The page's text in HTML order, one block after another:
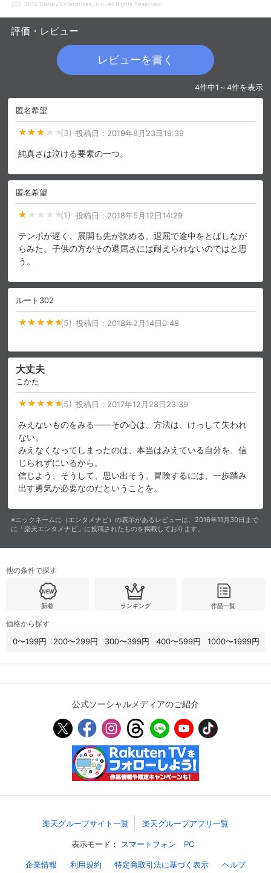
基本情報、本人連絡先、パスワード 、クレ
ジットカード情報の変更が可能です。
決済方法変更 決済方法の変更が可能です。
購入明細 ４ヵ月分の購入明細の確認が可能です。
現在獲得済みのお得なクーポンを確認でき
購入履歴
レンタル、購入、定額見放題の購入履歴の
確認が可能です。こちらから視聴いただく
お気に入りに登録した作品を確認できま
能です。
閲覧履歴
視聴年齢制限
能です。5段階の年齢区分から選択できま
す。
スマホなどでRakuten TVを視聴する際のデ
バイス連携の設定ができます。
パスコード設定
す。
メルマガ
レスの変更が可能です。
定額見放題解約
定額見放題コンテンツの解約はこちらから
可能です。
ログアウト
（C）2016 Disney Enterprises, Inc. All Rights Reserved.
評価・レビュー
レビューを書く
4件中1～4件を表示
匿名希望
(3) 投稿日： 2019年8月23日19:39
純真さは泣ける要素の一つ。
匿名希望
(1) 投稿日： 2018年5月12日14:29
テンポが遅く、展開も先が読める。退屈で途中をとばしなが
らみた。子供の方がその退屈さには耐えられないのではと思
う。
ルート302
(5) 投稿日： 2018年2月14日0:48
大丈夫
こかた
(5) 投稿日： 2017年12月28日23:39
みえないものをみる——その心は、方法は、けっして失われ
ない。
みえなくなってしまったのは、本当はみえている自分を、信
じられずにいるから。
信じよう、そうして、思い出そう、冒険するには、一歩踏み
出す勇気が必要なのだということを。
※ニックネームに（エンタメナビ）の表示があるレビューは、2016年11月30日まで
に「楽天エンタメナビ」に投稿されたものを掲載しております。
他の条件で探す
新着 ランキング 作品一覧
価格から探す
0〜199円 200〜299円 300〜399円 400〜599円 1000〜1999円
公式ソーシャルメディアのご紹介
楽天グループサイト一覧 楽天グループアプリ一覧
表示モード： スマートフォン PC
企業情報 利用規約 特定商取引法に基づく表示 ヘルプ